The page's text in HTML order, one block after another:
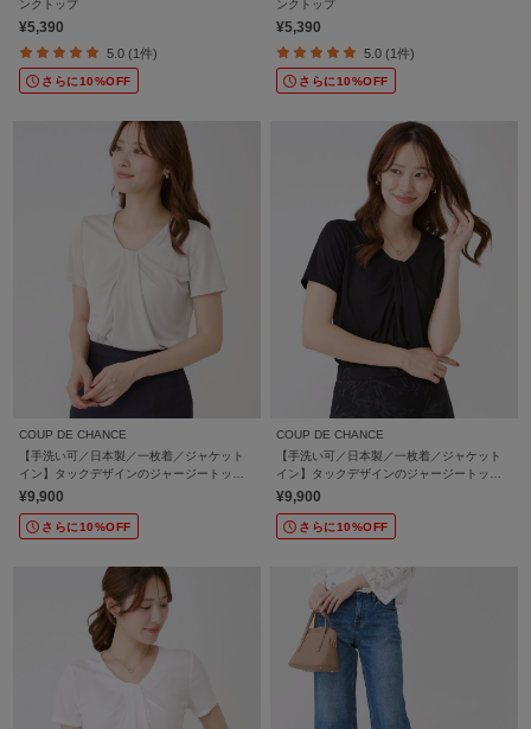
ンクトップ
¥5,390
5.0 (1件)
さらに10%OFF
ンクトップ
¥5,390
5.0 (1件)
さらに10%OFF
COUP DE CHANCE
【手洗い可／日本製／一枚着／ジャケット
イン】タックデザインのジャージートップ
ス
¥9,900
さらに10%OFF
COUP DE CHANCE
【手洗い可／日本製／一枚着／ジャケット
イン】タックデザインのジャージートップ
ス
¥9,900
さらに10%OFF